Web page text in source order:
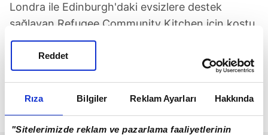
Rıza Bilgiler Reklam Ayarları Hakkında
"Sitelerimizde reklam ve pazarlama faaliyetlerinin
Reddet
Londra ile Edinburgh'daki evsizlere destek
sağlayan Refugee Community Kitchen için koştu.
İlk kez yarışa katıldığını söyleyen Logan, inişin
beklediğinden uzun hissettirdiğini ve başını
çarptığını belirtti. Buna rağmen iyi olduğunu ifade
eden genç öğrenci, yarışı tamamlamanın kendisi
için yeterli olduğunu söyledi.